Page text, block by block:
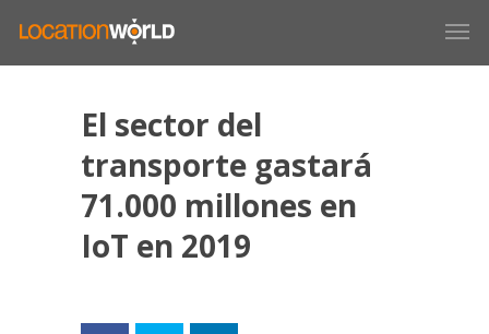
El sector del
transporte gastará
71.000 millones en
IoT en 2019